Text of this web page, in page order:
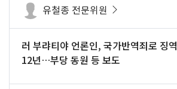
유철종 전문위원
러 부랴티야 언론인, 국가반역죄로 징역
12년…부당 동원 등 보도